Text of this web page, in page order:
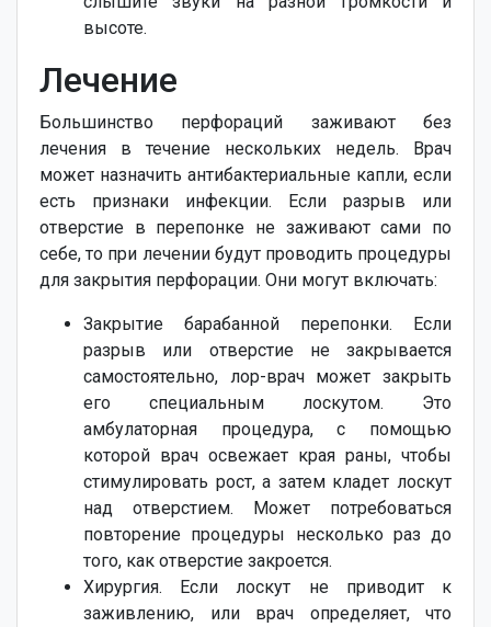
высоте.
Лечение
Большинство перфораций заживают без
лечения в течение нескольких недель. Врач
может назначить антибактериальные капли, если
есть признаки инфекции. Если разрыв или
отверстие в перепонке не заживают сами по
себе, то при лечении будут проводить процедуры
для закрытия перфорации. Они могут включать:
Закрытие барабанной перепонки. Если
разрыв или отверстие не закрывается
самостоятельно, лор-врач может закрыть
его специальным лоскутом. Это
амбулаторная процедура, с помощью
которой врач освежает края раны, чтобы
стимулировать рост, а затем кладет лоскут
над отверстием. Может потребоваться
повторение процедуры несколько раз до
того, как отверстие закроется.
Хирургия. Если лоскут не приводит к
заживлению, или врач определяет, что